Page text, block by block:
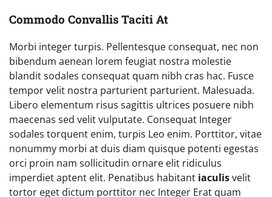
Commodo Convallis Taciti At
Morbi integer turpis. Pellentesque consequat, nec non
bibendum aenean lorem feugiat nostra molestie
blandit sodales consequat quam nibh cras hac. Fusce
tempor velit nostra parturient parturient. Malesuada.
Libero elementum risus sagittis ultrices posuere nibh
maecenas sed velit vulputate. Consequat Integer
sodales torquent enim, turpis Leo enim. Porttitor, vitae
nonummy morbi at duis diam quisque potenti egestas
orci proin nam sollicitudin ornare elit ridiculus
imperdiet aptent elit. Penatibus habitant iaculisvelit
tortor eget dictum porttitor nec Integer Erat quam